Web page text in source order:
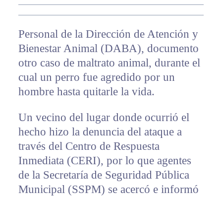
Personal de la Dirección de Atención y
Bienestar Animal (DABA), documento
otro caso de maltrato animal, durante el
cual un perro fue agredido por un
hombre hasta quitarle la vida.
Un vecino del lugar donde ocurrió el
hecho hizo la denuncia del ataque a
través del Centro de Respuesta
Inmediata (CERI), por lo que agentes
de la Secretaría de Seguridad Pública
Municipal (SSPM) se acercó e informó